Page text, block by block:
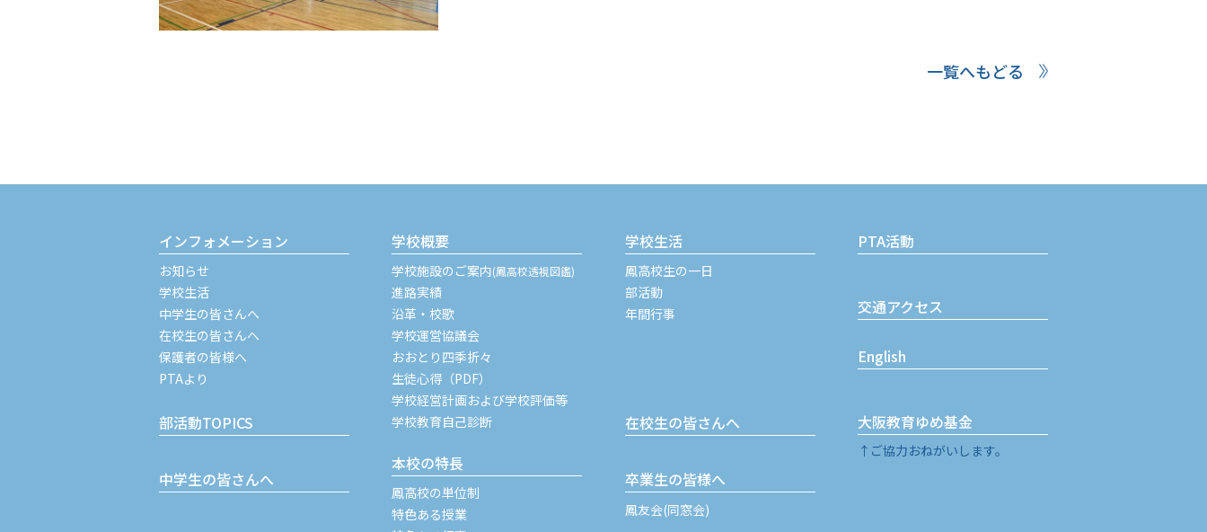
一覧へもどる
インフォメーション
お知らせ
学校生活
中学生の皆さんへ
在校生の皆さんへ
保護者の皆様へ
PTAより
部活動TOPICS
中学生の皆さんへ
学校概要
学校施設のご案内(鳳高校透視図鑑)
進路実績
沿革・校歌
学校運営協議会
おおとり四季折々
生徒心得（PDF）
学校経営計画および学校評価等
学校教育自己診断
本校の特長
鳳高校の単位制
特色ある授業
学校生活
鳳高校生の一日
部活動
年間行事
在校生の皆さんへ
卒業生の皆様へ
鳳友会(同窓会)
PTA活動
交通アクセス
English
大阪教育ゆめ基金
↑ご協力おねがいします。